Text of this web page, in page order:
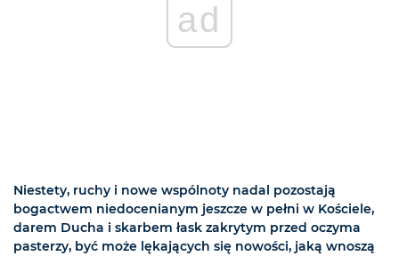
ad
Niestety, ruchy i nowe wspólnoty nadal pozostają
bogactwem niedocenianym jeszcze w pełni w Kościele,
darem Ducha i skarbem łask zakrytym przed oczyma
pasterzy, być może lękających się nowości, jaką wnoszą